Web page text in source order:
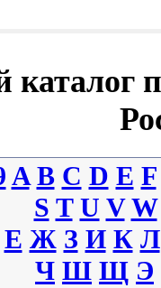
A B C D E F
S T U V W
Е Ж З И К Л
Ч Ш Щ Э